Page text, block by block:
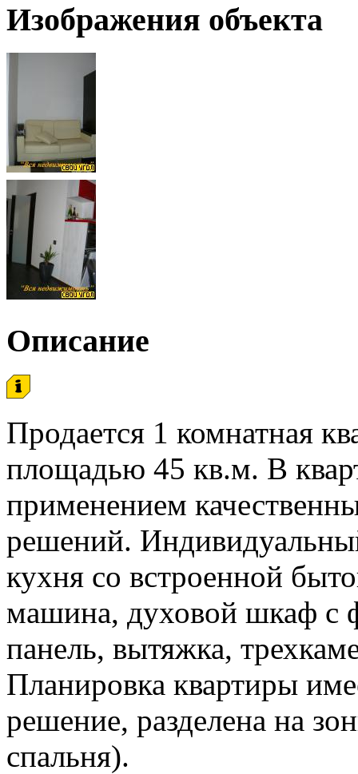
Изображения объекта
Описание
Продается 1 комнатная
площадью 45 кв.м. В
применением
решений.
кухня со встроенной
машина, духовой шкаф с
панель, вытяжка,
Планировка квартиры
решение, разделена на
спальня).